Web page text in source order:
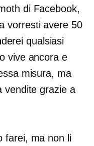
di Facebook,
vorresti avere 50
qualsiasi
vive ancora e
misura, ma
vendite grazie a
farei, ma non li